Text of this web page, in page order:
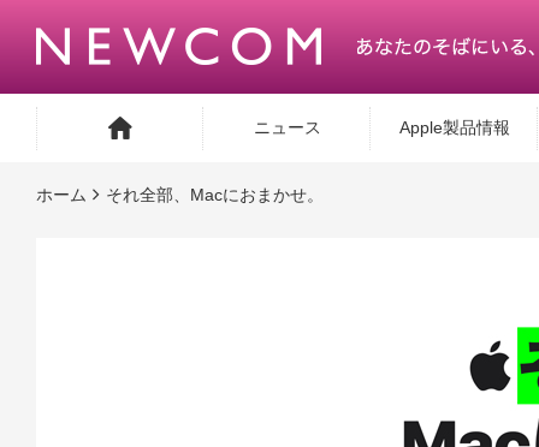
ニュース Apple製品情報
ホーム それ全部、Macにおまかせ。